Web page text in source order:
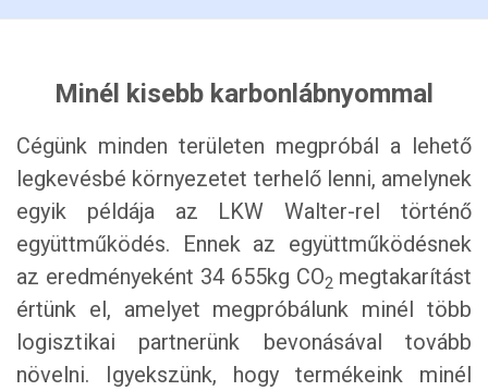
Minél kisebb karbonlábnyommal
Cégünk minden területen megpróbál a lehető
legkevésbé környezetet terhelő lenni, amelynek
egyik példája az LKW Walter-rel történő
együttműködés. Ennek az együttműködésnek
az eredményeként 34 655kg CO2 megtakarítást
értünk el, amelyet megpróbálunk minél több
logisztikai partnerünk bevonásával tovább
növelni. Igyekszünk, hogy termékeink minél